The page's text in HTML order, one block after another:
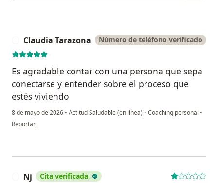
Claudia Tarazona Número de teléfono verificado
Es agradable contar con una persona que sepa
conectarse y entender sobre el proceso que
estés viviendo
8 de mayo de 2026 • Actitud Saludable (en línea) • Coaching personal •
en opinión del usuario Claudia Tarazona
Reportar
Nj Cita verificada